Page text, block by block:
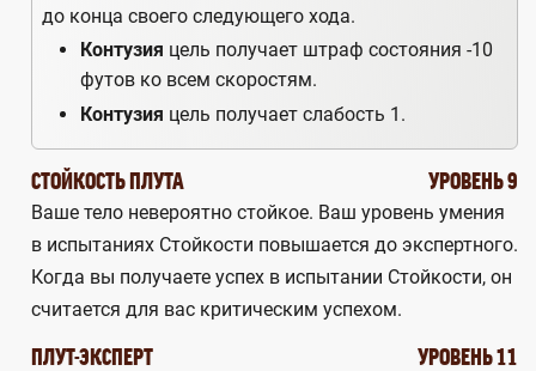
до конца своего следующего хода.
Контузия цель получает штраф состояния -10
футов ко всем скоростям.
Контузия цель получает слабость 1.
СТОЙКОСТЬ ПЛУТА УРОВЕНЬ 9
Ваше тело невероятно стойкое. Ваш уровень умения
в испытаниях Стойкости повышается до экспертного.
Когда вы получаете успех в испытании Стойкости, он
считается для вас критическим успехом.
ПЛУТ-ЭКСПЕРТ УРОВЕНЬ 11